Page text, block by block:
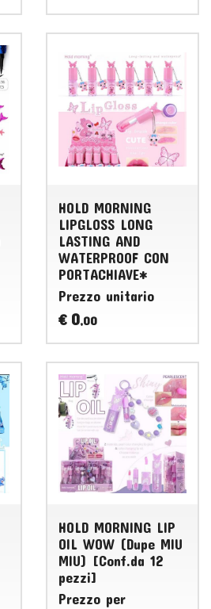
HOLD MORNING
LIPGLOSS LONG
LASTING AND
WATERPROOF CON
PORTACHIAVE*
Prezzo unitario
€ 0,00
HOLD MORNING LIP
OIL WOW (Dupe MIU
MIU) [Conf.da 12
pezzi]
Prezzo per